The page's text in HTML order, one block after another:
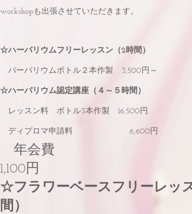
workshopも出張させていただきます。
☆ハーバリウムフリーレッスン（2時間）
バーバリウムボトル２本作製 3,500円～
☆ハーバリウム認定講座（４～５時間）
レッスン料 ボトル3本作製 16,500円
ディプロマ申請料 6,600円
年会
1,100円
☆フラワーベースフリーレッ
間）